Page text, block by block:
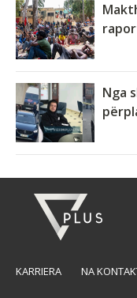
Nga
KARRIERA NA